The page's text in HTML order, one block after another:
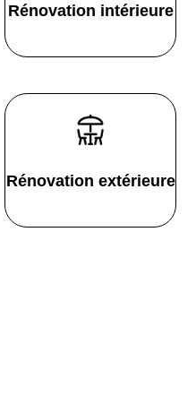
Rénovation intérieure
Rénovation extérieure